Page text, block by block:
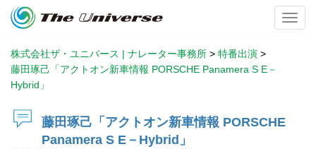
株式会社ザ・ユニバース | ナレーター事務所 > 特番出演 >
藤田琢己「アクトオン新車情報 PORSCHE Panamera S E－
Hybrid」
藤田琢己「アクトオン新車情報 PORSCHE
Panamera S E－Hybrid」